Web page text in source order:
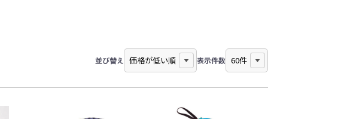
並び替え 表示件数